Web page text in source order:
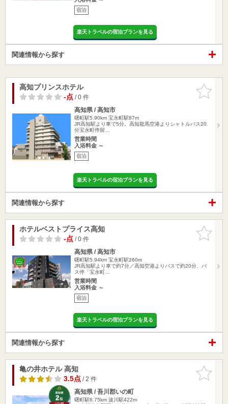
宿泊
楽天トラベルの宿泊プランを見る
関連情報から探す
お気に入
りに追加
高知プリンスホテル
-点/ 0 件
高知県 / 高知市
曙町駅5.90km 宝永町駅87m
JR高知駅より車で5分。高知龍馬空港よりシャトルバス20
分宝永町停留…
営業時間
入浴料金 ～
宿泊
楽天トラベルの宿泊プランを見る
関連情報から探す
お気に入
りに追加
ホテルベストプライス高知
-点/ 0 件
高知県 / 高知市
曙町駅5.94km 宝永町駅260m
JR高知駅より車で約7分／高知空港よりバスで約20分、バ
ス停「宝永町…
営業時間
入浴料金 ～
宿泊
楽天トラベルの宿泊プランを見る
関連情報から探す
お気に入
りに追加
亀の井ホテル 高知
3.5点/ 2 件
高知県 / 吾川郡いの町
曙町駅6.75km 波川駅422m